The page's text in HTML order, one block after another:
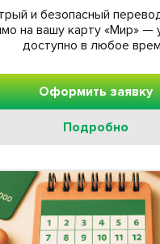
и безопасный
на вашу карту «Мир» —
доступно в любое
Оформить заявку
Подробно